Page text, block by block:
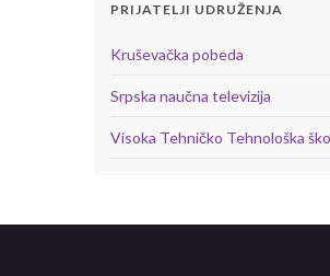
PRIJATELJI UDRUŽENJA
Kruševačka pobeda
Srpska naučna televizija
Visoka Tehničko Tehnološka